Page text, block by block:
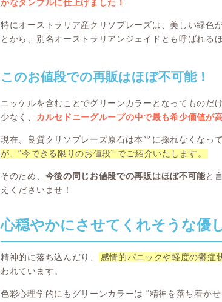
かなタンブルに仕上げました！
特にオーストラリア産クリソプレーズは、美しい緑色
とから、別名オーストラリアンジェイドとも呼ばれる
このお値段での再販はほぼ不可能！
ニッケルを含むことでグリーンカラーとなってものだ
少なく、 カルセドニーグループの中で最も希少価値が
現在、良質クリソプレーズ原石は本当に採れなくなって
が、“今できる限りのお値段” でご紹介いたします。
そのため、 今後の同じお値段での再販はほぼ不可能と
えくださいませ！
心穏やかにさせてくれそうな優
精神的に落ち込んだり、 感情的パニックや軽度の鬱症
われています。
色彩心理学的にもグリーンカラーは “精神を落ち着か